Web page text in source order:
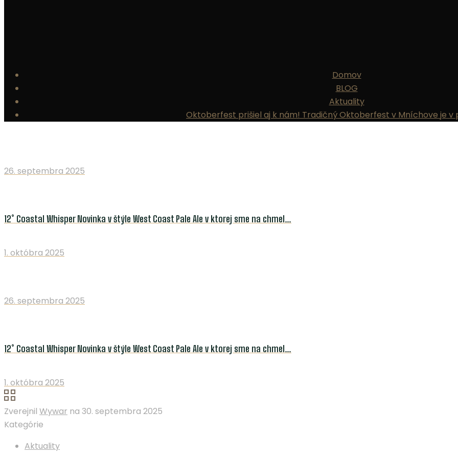
Domov
BLOG
Aktuality
Oktoberfest prišiel aj k nám! Tradičný Oktoberfest v Mníchove je v
26. septembra 2025
12° Coastal Whisper Novinka v štýle West Coast Pale Ale v ktorej sme na chmel…
1. októbra 2025
26. septembra 2025
12° Coastal Whisper Novinka v štýle West Coast Pale Ale v ktorej sme na chmel…
1. októbra 2025
Zverejnil Wywar na 30. septembra 2025
Kategórie
Aktuality